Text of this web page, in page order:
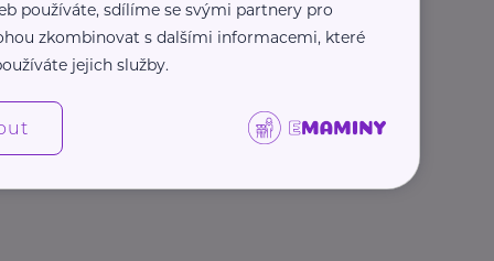
používáte, sdílíme se svými partnery pro
zkombinovat s dalšími informacemi, které
jejich služby.